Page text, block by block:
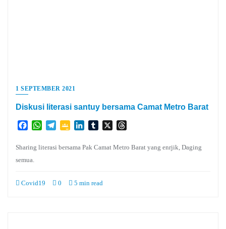
1 SEPTEMBER 2021
Diskusi literasi santuy bersama Camat Metro Barat
FacebookWhatsApp
TelegramGoogleLinkedInTumblr
X
Sharing literasi bersama Pak Camat Metro Barat yang enrjik, Daging
semua.
Covid19 0 5 min read